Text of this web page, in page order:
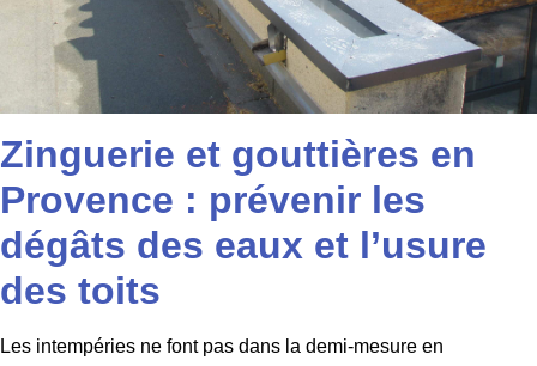
Zinguerie et gouttières en
Provence : prévenir les
dégâts des eaux et l’usure
des toits
Les intempéries ne font pas dans la demi-mesure en